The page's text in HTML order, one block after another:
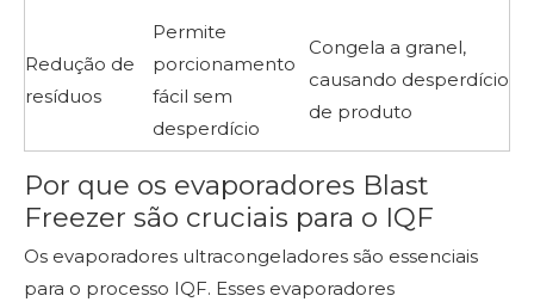
Redução de
resíduos
Permite
porcionamento
fácil sem
desperdício
Congela a granel,
causando desperdício
de produto
Por que os evaporadores Blast
Freezer são cruciais para o IQF
Os evaporadores ultracongeladores são essenciais
para o processo IQF. Esses evaporadores